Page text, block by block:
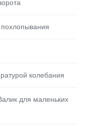
похлопывания
колебания
для маленьких